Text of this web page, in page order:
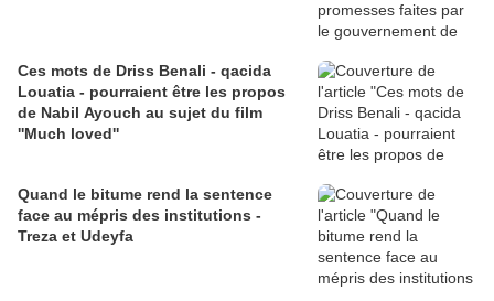
Ces mots de Driss Benali - qacida
Louatia - pourraient être les propos
de Nabil Ayouch au sujet du film
''Much loved''
Quand le bitume rend la sentence
face au mépris des institutions -
Treza et Udeyfa